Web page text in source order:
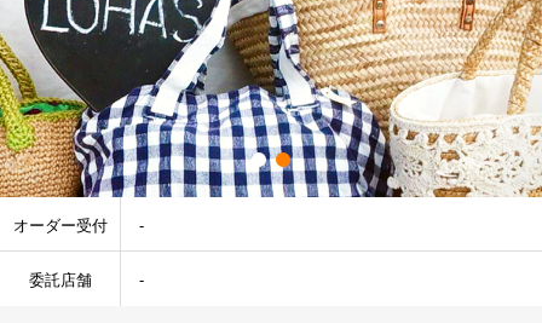
オーダー受付 -
委託店舗 -